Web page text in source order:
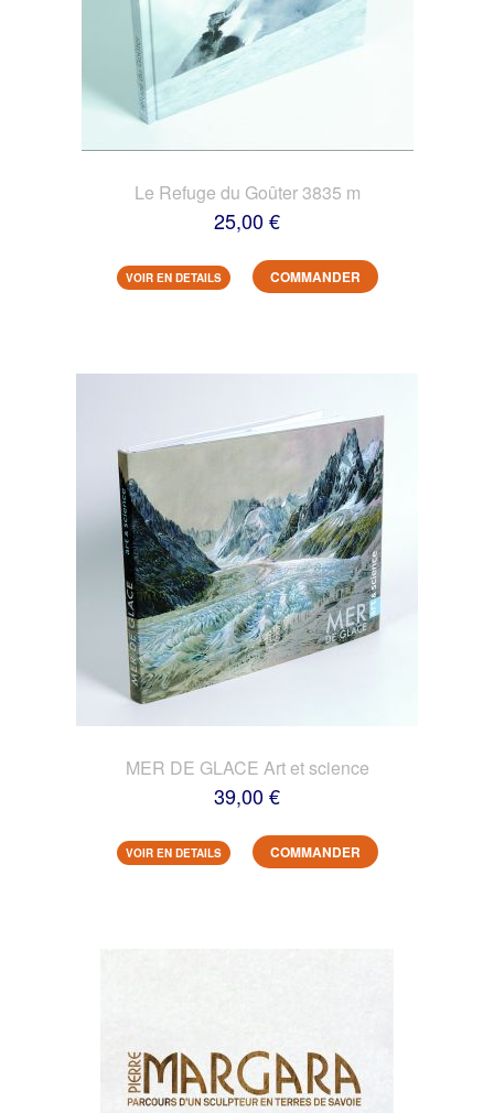
Le Refuge du Goûter 3835 m
25,00 €
VOIR EN DETAILS COMMANDER
MER DE GLACE Art et science
39,00 €
VOIR EN DETAILS COMMANDER